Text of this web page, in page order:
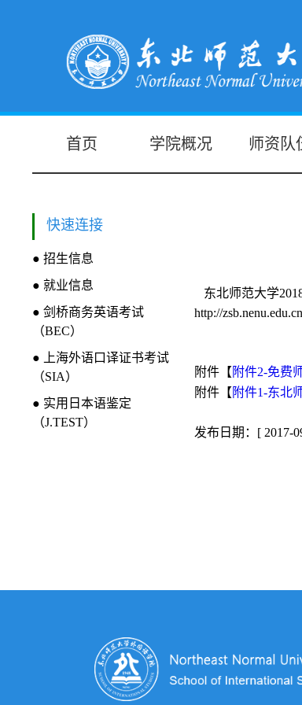
首页 学院概况 师资队
快速连接
● 招生信息
● 就业信息
● 剑桥商务英语考试
（BEC）
● 上海外语口译证书考试
（SIA）
● 实用日本语鉴定
（J.TEST）
东北师范大学
http://
附件【 附件2-免费
附件【 附件1-东北
发布日期：[ 2017-